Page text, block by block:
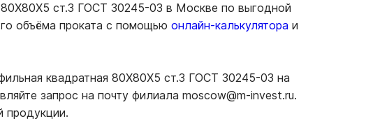
80Х80Х5 ст.3 ГОСТ 30245-03 в Москве по выгодной
объёма проката с помощью онлайн-калькулятора и
квадратная 80Х80Х5 ст.3 ГОСТ 30245-03 на
запрос на почту филиала moscow@m-invest.ru.
продукции.